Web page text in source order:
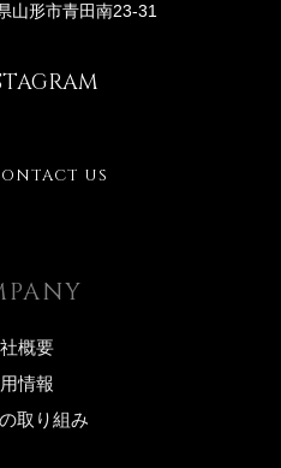
山形市青田南23-31
US
概要
情報
取り組み